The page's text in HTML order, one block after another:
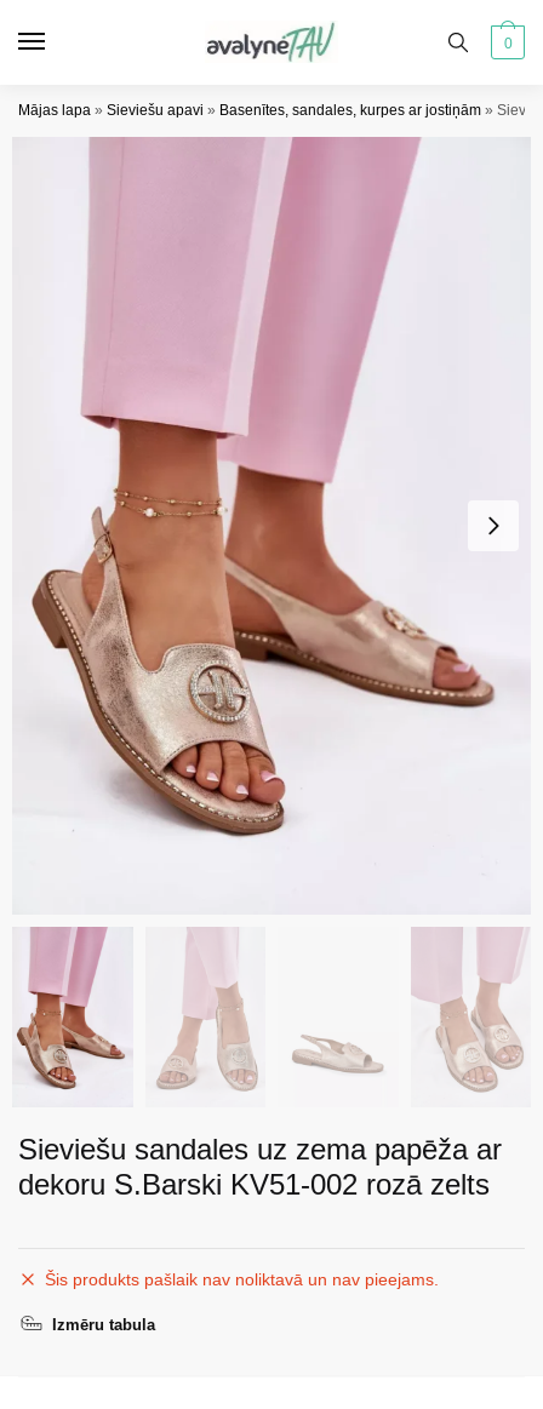
0
Mājas lapa » Sieviešu apavi » Basenītes, sandales, kurpes ar jostiņām »
Sieviešu sandales uz zema papēža ar
dekoru S.Barski KV51-002 rozā zelts
Šis produkts pašlaik nav noliktavā un nav pieejams.
Izmēru tabula